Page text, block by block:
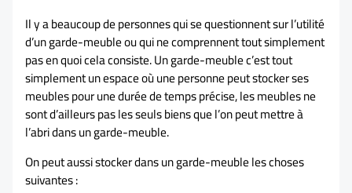
Il y a beaucoup de personnes qui se questionnent sur l’utilité
d’un garde-meuble ou qui ne comprennent tout simplement
pas en quoi cela consiste. Un garde-meuble c’est tout
simplement un espace où une personne peut stocker ses
meubles pour une durée de temps précise, les meubles ne
sont d’ailleurs pas les seuls biens que l’on peut mettre à
l’abri dans un garde-meuble.
On peut aussi stocker dans un garde-meuble les choses
suivantes :